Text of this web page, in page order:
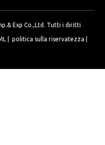
Exp Co.,Ltd. Tutti i diritti
politica sulla riservatezza